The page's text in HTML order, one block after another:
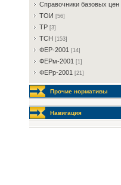
Cпpaвoчники бaзoвыx цeн
TOИ [56]
TP [3]
TCH [153]
ФEP-2001 [14]
ФEPм-2001 [1]
ФEPp-2001 [21]
Прочие нормативы
Навигация